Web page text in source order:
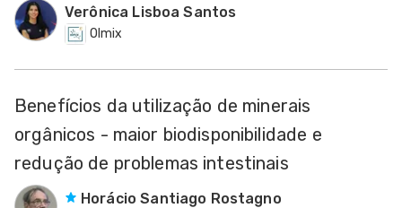
Verônica Lisboa Santos
Olmix
Benefícios da utilização de minerais
orgânicos - maior biodisponibilidade e
redução de problemas intestinais
Horácio Santiago Rostagno